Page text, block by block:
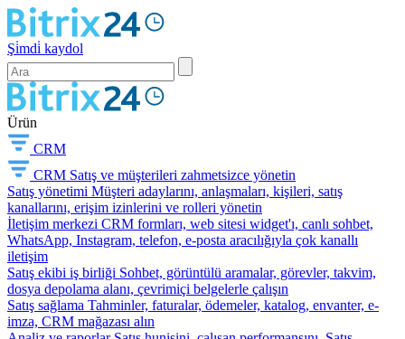
Şi̇mdi̇ kaydol
Ürün
CRM
CRM Satış ve müşterileri zahmetsizce yönetin
Satış yönetimi Müşteri adaylarını, anlaşmaları, kişileri, satış
kanallarını, erişim izinlerini ve rolleri yönetin
İletişim merkezi CRM formları, web sitesi widget'ı, canlı sohbet,
WhatsApp, Instagram, telefon, e-posta aracılığıyla çok kanallı
iletişim
Satış ekibi iş birliği Sohbet, görüntülü aramalar, görevler, takvim,
dosya depolama alanı, çevrimiçi belgelerle çalışın
Satış sağlama Tahminler, faturalar, ödemeler, katalog, envanter, e-
imza, CRM mağazası alın